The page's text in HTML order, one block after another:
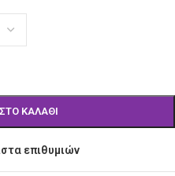
ΚΑΛΆΘΙ
επιθυμιών